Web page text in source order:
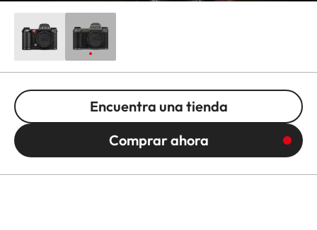
Encuentra una tienda
Comprar ahora